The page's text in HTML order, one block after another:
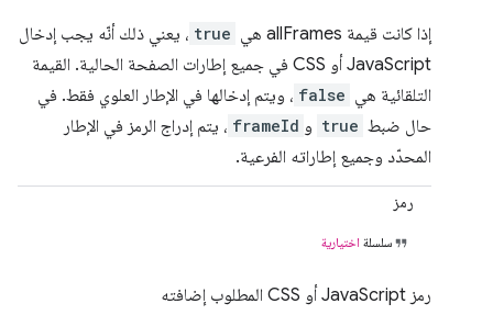
إذا كانت قيمة allFrames هي true ، يعني ذلك أنّه يجب إدخال
JavaScript أو CSS في جميع إطارات الصفحة الحالية. القيمة
التلقائية هي false ، ويتم إدخالها في الإطار العلوي فقط. في
حال ضبط true و frameId ، يتم إدراج الرمز في الإطار
المحدّد وجميع إطاراته الفرعية.
رمز
سلسلة اختيارية
رمز JavaScript أو CSS المطلوب إضافته